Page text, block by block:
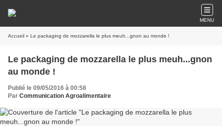
MENU
Accueil » Le packaging de mozzarella le plus meuh...gnon au monde !
Le packaging de mozzarella le plus meuh...gnon
au monde !
Publié le 09/05/2016 à 00:58
Par Communication Agroalimentaire